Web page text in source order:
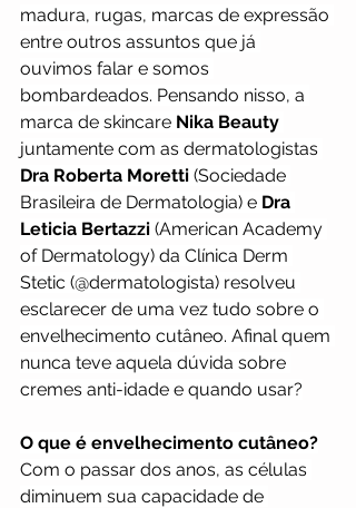
madura, rugas, marcas de expressão
entre outros assuntos que já
ouvimos falar e somos
bombardeados. Pensando nisso, a
marca de skincare Nika Beauty
juntamente com as dermatologistas
Dra Roberta Moretti (Sociedade
Brasileira de Dermatologia) e Dra
Leticia Bertazzi (American Academy
of Dermatology) da Clínica Derm
Stetic (@dermatologista) resolveu
esclarecer de uma vez tudo sobre o
envelhecimento cutâneo. Afinal quem
nunca teve aquela dúvida sobre
cremes anti-idade e quando usar?
O que é envelhecimento cutâneo?
Com o passar dos anos, as células
diminuem sua capacidade de